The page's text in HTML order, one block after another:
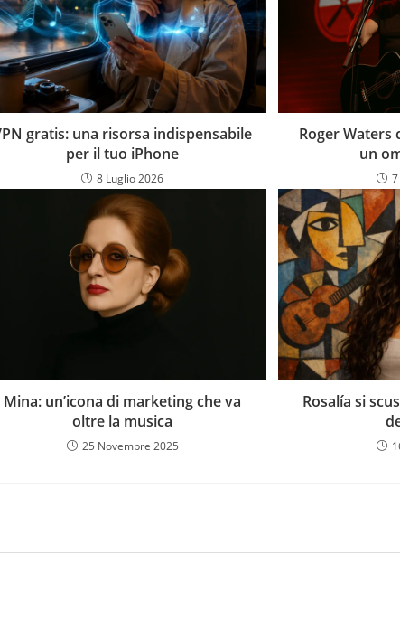
gratis: una risorsa indispensabile
per il tuo iPhone
8 Luglio 2026
Roger Waters
un
Mina: un’icona di marketing che va
oltre la musica
25 Novembre 2025
Rosalía si